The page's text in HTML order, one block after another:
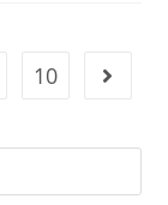
10